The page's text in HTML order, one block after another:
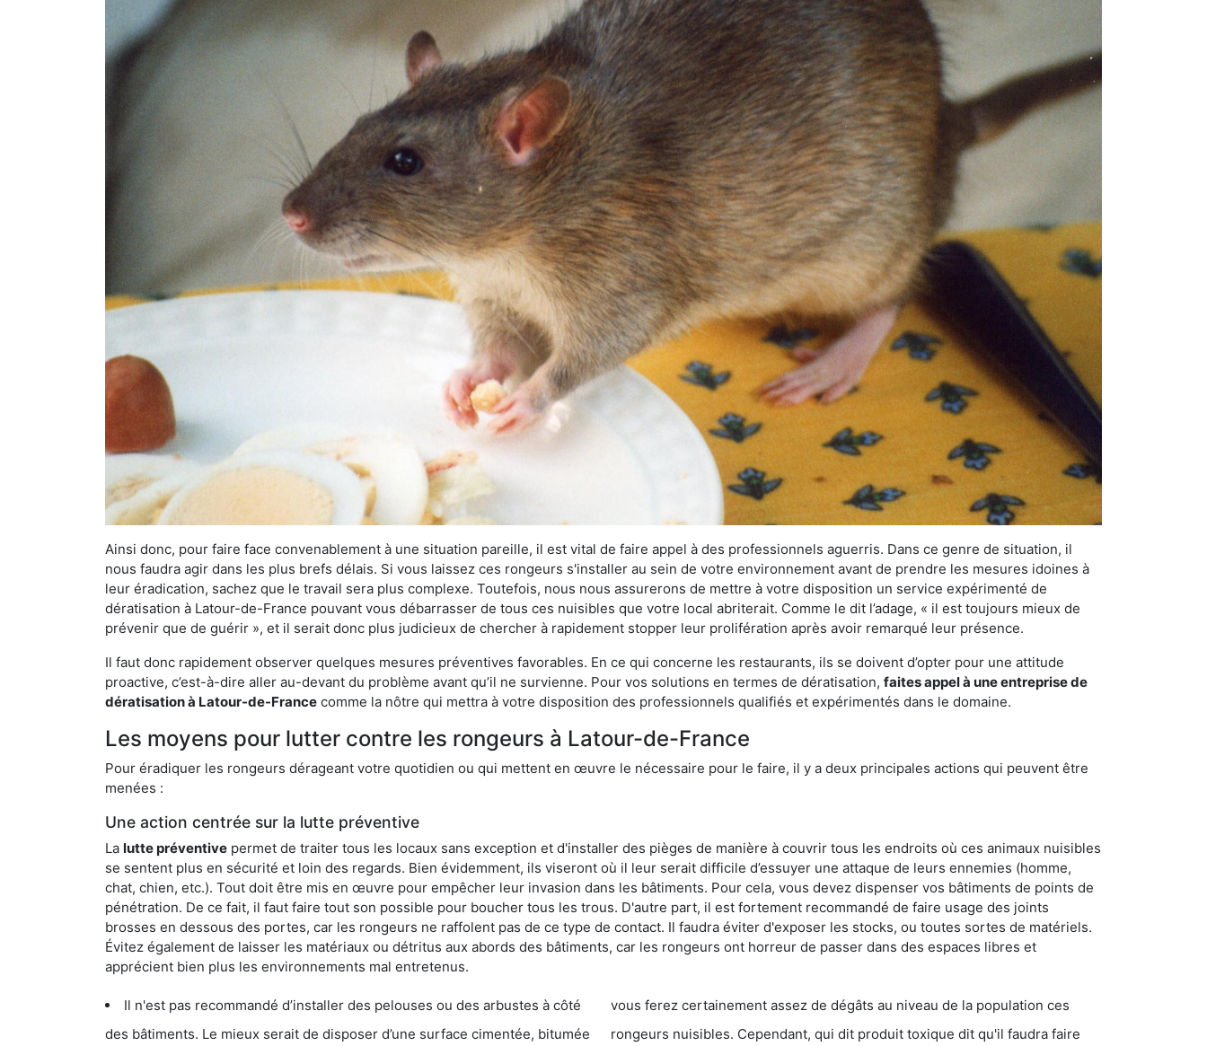
Ainsi donc, pour faire face convenablement à une situation pareille, il est vital de faire appel à des professionnels aguerris. Dans ce genre de situation, il
nous faudra agir dans les plus brefs délais. Si vous laissez ces rongeurs s'installer au sein de votre environnement avant de prendre les mesures idoines à
leur éradication, sachez que le travail sera plus complexe. Toutefois, nous nous assurerons de mettre à votre disposition un service expérimenté de
dératisation à Latour-de-France pouvant vous débarrasser de tous ces nuisibles que votre local abriterait. Comme le dit l’adage, « il est toujours mieux de
prévenir que de guérir », et il serait donc plus judicieux de chercher à rapidement stopper leur prolifération après avoir remarqué leur présence.
Il faut donc rapidement observer quelques mesures préventives favorables. En ce qui concerne les restaurants, ils se doivent d’opter pour une attitude
proactive, c’est-à-dire aller au-devant du problème avant qu’il ne survienne. Pour vos solutions en termes de dératisation, faites appel à une entreprise de
dératisation à Latour-de-France comme la nôtre qui mettra à votre disposition des professionnels qualifiés et expérimentés dans le domaine.
Les moyens pour lutter contre les rongeurs à Latour-de-France
Pour éradiquer les rongeurs dérageant votre quotidien ou qui mettent en œuvre le nécessaire pour le faire, il y a deux principales actions qui peuvent être
menées :
Une action centrée sur la lutte préventive
La lutte préventive permet de traiter tous les locaux sans exception et d'installer des pièges de manière à couvrir tous les endroits où ces animaux nuisibles
se sentent plus en sécurité et loin des regards. Bien évidemment, ils viseront où il leur serait difficile d’essuyer une attaque de leurs ennemies (homme,
chat, chien, etc.). Tout doit être mis en œuvre pour empêcher leur invasion dans les bâtiments. Pour cela, vous devez dispenser vos bâtiments de points de
pénétration. De ce fait, il faut faire tout son possible pour boucher tous les trous. D'autre part, il est fortement recommandé de faire usage des joints
brosses en dessous des portes, car les rongeurs ne raffolent pas de ce type de contact. Il faudra éviter d'exposer les stocks, ou toutes sortes de matériels.
Évitez également de laisser les matériaux ou détritus aux abords des bâtiments, car les rongeurs ont horreur de passer dans des espaces libres et
apprécient bien plus les environnements mal entretenus.
Il n'est pas recommandé d’installer des pelouses ou des arbustes à côté
des bâtiments. Le mieux serait de disposer d’une surface cimentée, bitumée
vous ferez certainement assez de dégâts au niveau de la population ces
rongeurs nuisibles. Cependant, qui dit produit toxique dit qu'il faudra faire